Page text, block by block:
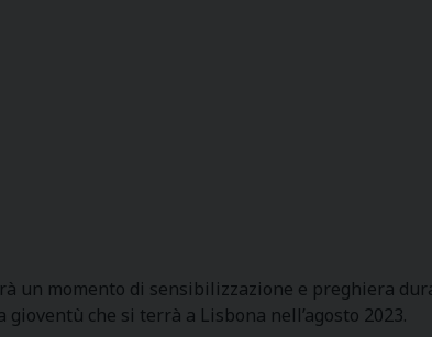
un momento di sensibilizzazione e preghiera
che si terrà a Lisbona nell’agosto 2023.